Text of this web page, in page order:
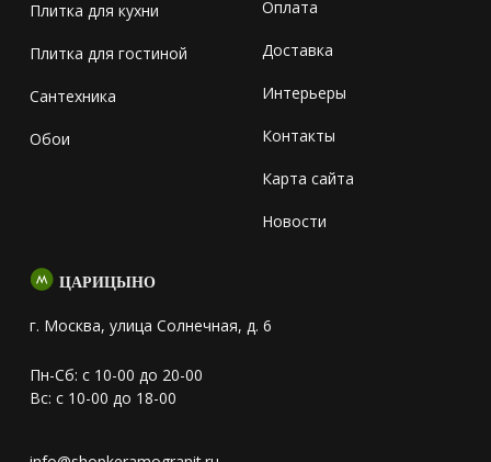
Плитка для кухни
Плитка для гостиной
Сантехника
Обои
Оплата
Доставка
Интерьеры
Контакты
Карта сайта
Новости
ЦАРИЦЫНО
г. Москва, улица Солнечная, д. 6
Пн-Сб: с 10-00 до 20-00
Вс: с 10-00 до 18-00